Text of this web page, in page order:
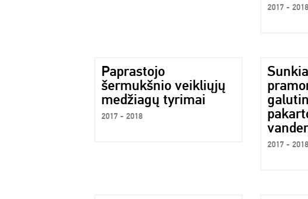
2017 - 2018
Paprastojo
šermukšnio veikliųjų
medžiagų tyrimai
2017 - 2018
2017 - 2018